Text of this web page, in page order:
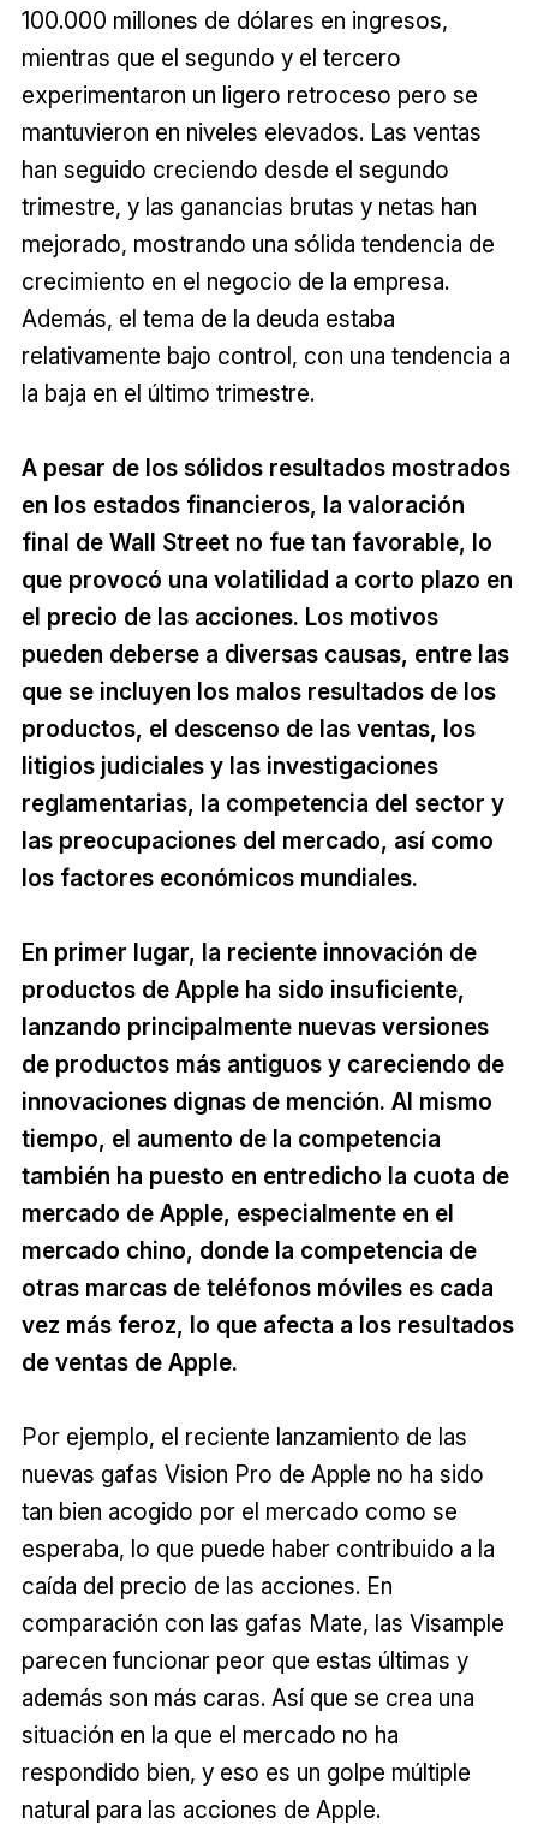
100.000 millones de dólares en ingresos,
mientras que el segundo y el tercero
experimentaron un ligero retroceso pero se
mantuvieron en niveles elevados. Las ventas
han seguido creciendo desde el segundo
trimestre, y las ganancias brutas y netas han
mejorado, mostrando una sólida tendencia de
crecimiento en el negocio de la empresa.
Además, el tema de la deuda estaba
relativamente bajo control, con una tendencia a
la baja en el último trimestre.
A pesar de los sólidos resultados mostrados
en los estados financieros, la valoración
final de Wall Street no fue tan favorable, lo
que provocó una volatilidad a corto plazo en
el precio de las acciones. Los motivos
pueden deberse a diversas causas, entre las
que se incluyen los malos resultados de los
productos, el descenso de las ventas, los
litigios judiciales y las investigaciones
reglamentarias, la competencia del sector y
las preocupaciones del mercado, así como
los factores económicos mundiales.
En primer lugar, la reciente innovación de
productos de Apple ha sido insuficiente,
lanzando principalmente nuevas versiones
de productos más antiguos y careciendo de
innovaciones dignas de mención. Al mismo
tiempo, el aumento de la competencia
también ha puesto en entredicho la cuota de
mercado de Apple, especialmente en el
mercado chino, donde la competencia de
otras marcas de teléfonos móviles es cada
vez más feroz, lo que afecta a los resultados
de ventas de Apple.
Por ejemplo, el reciente lanzamiento de las
nuevas gafas Vision Pro de Apple no ha sido
tan bien acogido por el mercado como se
esperaba, lo que puede haber contribuido a la
caída del precio de las acciones. En
comparación con las gafas Mate, las Visample
parecen funcionar peor que estas últimas y
además son más caras. Así que se crea una
situación en la que el mercado no ha
respondido bien, y eso es un golpe múltiple
natural para las acciones de Apple.